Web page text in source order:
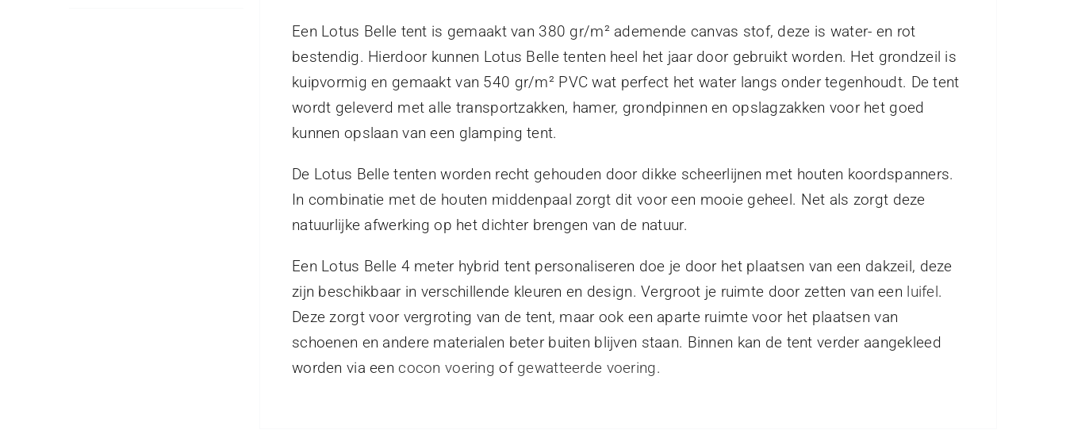
Een Lotus Belle tent is gemaakt van 380 gr/m² ademende canvas stof, deze is water- en rot
bestendig. Hierdoor kunnen Lotus Belle tenten heel het jaar door gebruikt worden. Het grondzeil is
kuipvormig en gemaakt van 540 gr/m² PVC wat perfect het water langs onder tegenhoudt. De tent
wordt geleverd met alle transportzakken, hamer, grondpinnen en opslagzakken voor het goed
kunnen opslaan van een glamping tent.
De Lotus Belle tenten worden recht gehouden door dikke scheerlijnen met houten koordspanners.
In combinatie met de houten middenpaal zorgt dit voor een mooie geheel. Net als zorgt deze
natuurlijke afwerking op het dichter brengen van de natuur.
Een Lotus Belle 4 meter hybrid tent personaliseren doe je door het plaatsen van een dakzeil, deze
zijn beschikbaar in verschillende kleuren en design. Vergroot je ruimte door zetten van een luifel.
Deze zorgt voor vergroting van de tent, maar ook een aparte ruimte voor het plaatsen van
schoenen en andere materialen beter buiten blijven staan. Binnen kan de tent verder aangekleed
worden via een cocon voering of gewatteerde voering.